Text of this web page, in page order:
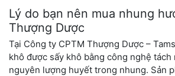
Lý do bạn nên mua nhung
Thượng Dược
Tại Công ty CPTM Thượng Dược –
khô được sấy khô bằng công nghệ tách
nguyên lượng huyết trong nhung. Sản